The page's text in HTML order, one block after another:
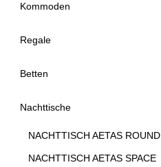
Kommoden
Regale
Betten
Nachttische
NACHTTISCH AETAS ROUND
NACHTTISCH AETAS SPACE